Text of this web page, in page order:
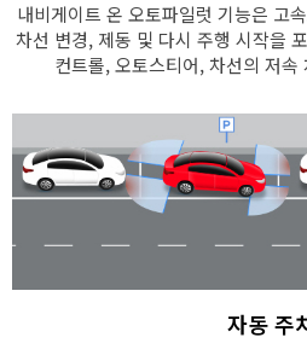
내비게이트 온 오토파일럿 기능은 고
차선 변경, 제동 및 다시 주행 시작을
컨트롤, 오토스티어, 차선의 저속
자동 주